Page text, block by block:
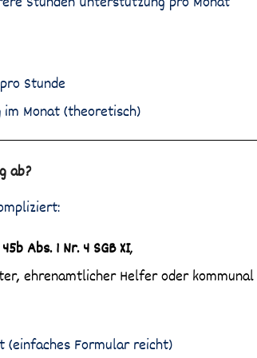
Stunde
im Monat (theoretisch)
ab?
Abs. 1 Nr. 4 SGB XI,
ehrenamtlicher Helfer oder
Formular reicht)